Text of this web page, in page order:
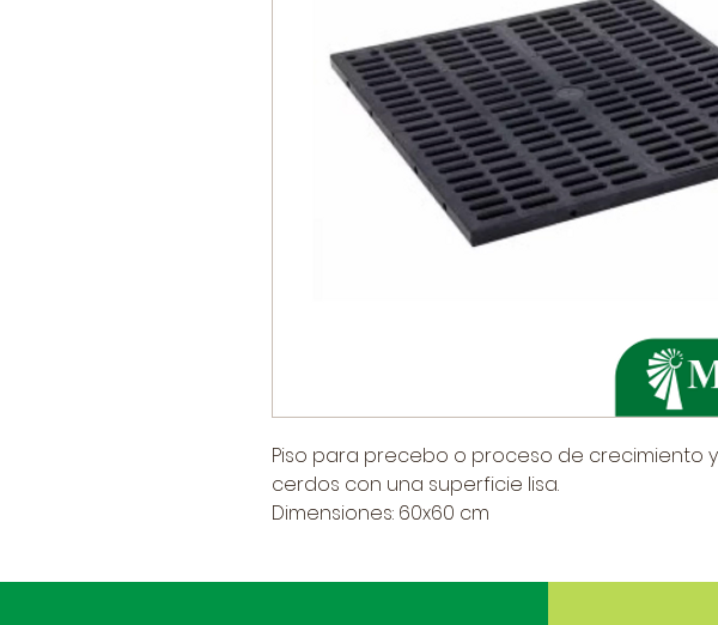
Piso para precebo o proceso de crecimiento
cerdos con una superficie lisa.
Dimensiones: 60x60 cm